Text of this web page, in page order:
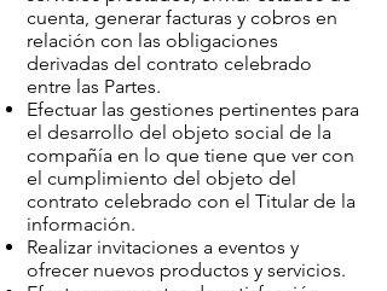
cuenta, generar facturas y cobros en
relación con las obligaciones
derivadas del contrato celebrado
entre las Partes.
Efectuar las gestiones pertinentes para
el desarrollo del objeto social de la
compañía en lo que tiene que ver con
el cumplimiento del objeto del
contrato celebrado con el Titular de la
información.
Realizar invitaciones a eventos y
ofrecer nuevos productos y servicios.